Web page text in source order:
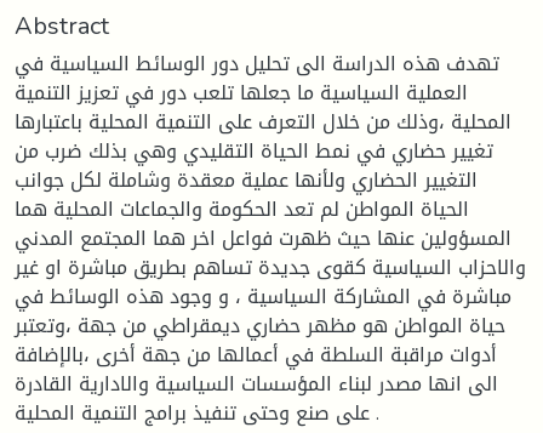
Abstract
تهدف هذه الدراسة الى تحليل دور الوسائط السياسية في
العملية السياسية ما جعلها تلعب دور في تعزيز التنمية
المحلية ،وذلك من خلال التعرف على التنمية المحلية باعتبارها
تغيير حضاري في نمط الحياة التقليدي وهي بذلك ضرب من
التغيير الحضاري ولأنها عملية معقدة وشاملة لكل جوانب
الحياة المواطن لم تعد الحكومة والجماعات المحلية هما
المسؤولين عنها حيث ظهرت فواعل اخر هما المجتمع المدني
والاحزاب السياسية كقوى جديدة تساهم بطريق مباشرة او غير
مباشرة في المشاركة السياسية ، و وجود هذه الوسائط في
حياة المواطن هو مظهر حضاري ديمقراطي من جهة ،وتعتبر
أدوات مراقبة السلطة في أعمالها من جهة أخرى ،بالإضافة
الى انها مصدر لبناء المؤسسات السياسية والادارية القادرة
على صنع وحتى تنفيذ برامج التنمية المحلية .